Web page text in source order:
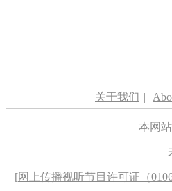
关于我们 |
本网
[网上传播视听节目许可证（